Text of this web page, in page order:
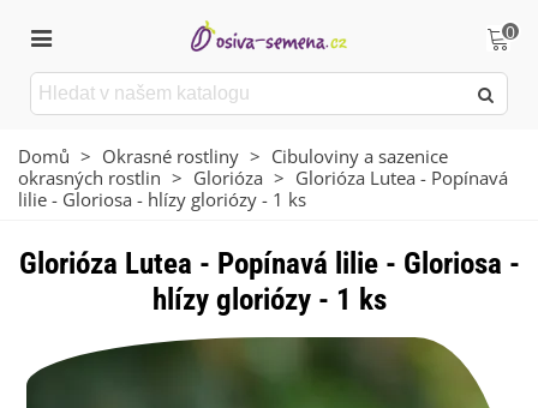
0
Domů > Okrasné rostliny > Cibuloviny a sazenice
okrasných rostlin > Glorióza > Glorióza Lutea - Popínavá
lilie - Gloriosa - hlízy gloriózy - 1 ks
Glorióza Lutea - Popínavá lilie - Gloriosa -
hlízy gloriózy - 1 ks